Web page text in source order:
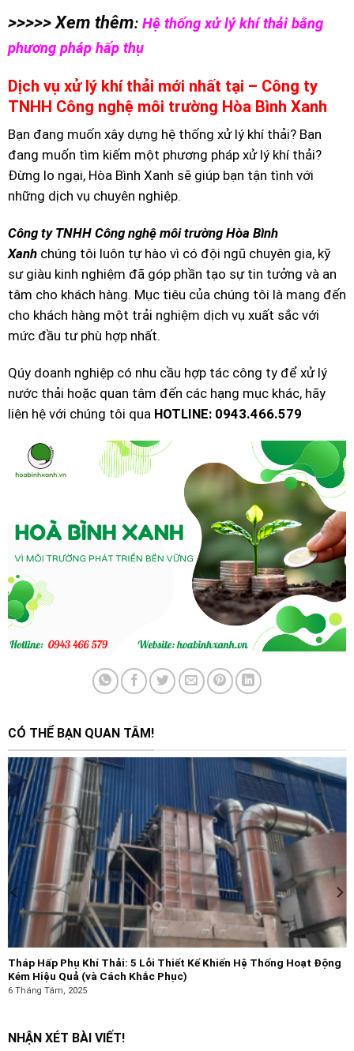
>>>>> Xem thêm: Hệ thống xử lý khí thải bằng
phương pháp hấp thụ
Dịch vụ xử lý khí thải mới nhất tại – Công ty
TNHH Công nghệ môi trường Hòa Bình Xanh
Bạn đang muốn xây dựng hệ thống xử lý khí thải? Bạn
đang muốn tìm kiếm một phương pháp xử lý khí thải?
Đừng lo ngại, Hòa Bình Xanh sẽ giúp bạn tận tình với
những dịch vụ chuyên nghiệp.
Công ty TNHH Công nghệ môi trường Hòa Bình
Xanhchúng tôi luôn tự hào vì có đội ngũ chuyên gia, kỹ
sư giàu kinh nghiệm đã góp phần tạo sự tin tưởng và an
tâm cho khách hàng. Mục tiêu của chúng tôi là mang đến
cho khách hàng một trải nghiệm dịch vụ xuất sắc với
mức đầu tư phù hợp nhất.
Qúy doanh nghiệp có nhu cầu hợp tác công ty để xử lý
nước thải hoặc quan tâm đến các hạng mục khác, hãy
liên hệ với chúng tôi qua HOTLINE: 0943.466.579
CÓ THỂ BẠN QUAN TÂM!
Tháp Hấp Phụ Khí Thải: 5 Lỗi Thiết Kế Khiến Hệ Thống Hoạt Động
Kém Hiệu Quả (và Cách Khắc Phục)
6 Tháng Tám, 2025
NHẬN XÉT BÀI VIẾT!